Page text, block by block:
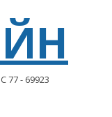
77 - 69923